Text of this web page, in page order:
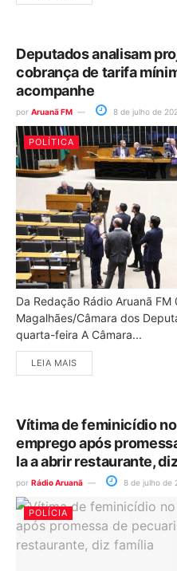
Deputados analisam
cobrança de tarifa
acompanhe
por Aruanã FM 8 de julho de
POLÍTICA
Da Redação Rádio Aruanã
Magalhães/Câmara dos
quarta-feira A Câmara...
LEIA MAIS
Vítima de feminicídio
emprego após
la a abrir restaurante,
por Rádio Aruanã 8 de julho de
POLÍCIA